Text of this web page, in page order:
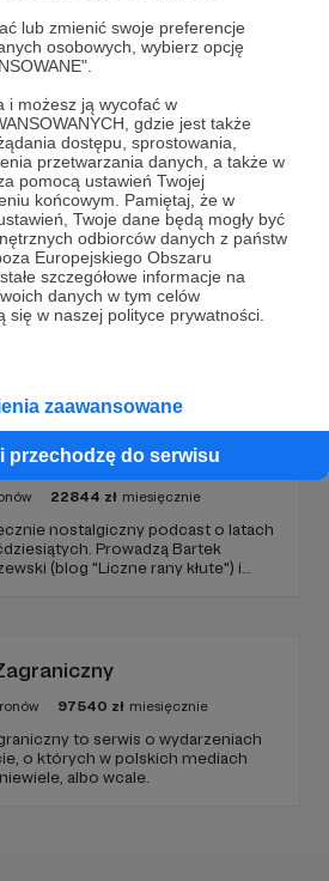
lub zmienić swoje preferencje
osobowych, wybierz opcję
i możesz ją wycofać w
gdzie jest także
dostępu, sprostowania,
przetwarzania danych, a także w
pomocą ustawień Twojej
końcowym. Pamiętaj, że w
Twoje dane będą mogły być
odbiorców danych z państw
Europejskiego Obszaru
szczegółowe informacje na
danych w tym celów
się w naszej polityce prywatności.
zaawansowane
przechodzę do serwisu
grona Patronów!
AutoraSzukam w lesie - Mikołaj
już teraz!
Patronem
22844 zł miesięcznie
nostalgiczny podcast o latach
Prowadzą Bartek
(blog "Liczne rany kłute") i
Drozda.
97540 zł miesięcznie
to serwis o wydarzeniach
o których w polskich mediach
albo wcale.